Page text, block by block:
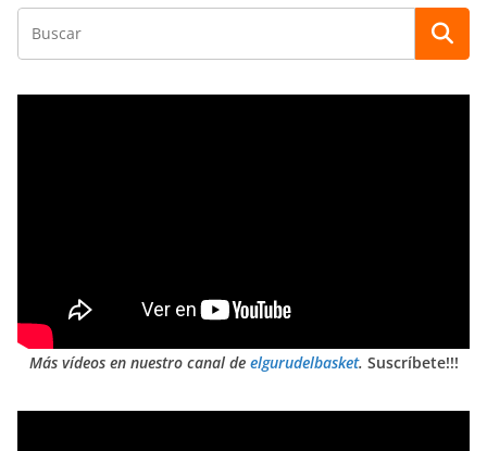
Más vídeos en nuestro canal de elgurudelbasket. Suscríbete!!!